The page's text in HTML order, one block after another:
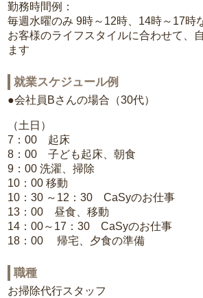
勤務時間例：
毎週水曜のみ 9時～12時、14時～17時
お客様のライフスタイルに合わせて、
ます
就業スケジュール例
●会社員Bさんの場合（30代）
（土日）
7：00 起床
8：00 子ども起床、朝食
9：00 洗濯、掃除
10：00 移動
10：30 ～12：30 CaSyのお仕事
13：00 昼食、移動
14：00～17：30 CaSyのお仕事
18：00 帰宅、夕食の準備
職種
お掃除代行スタッフ